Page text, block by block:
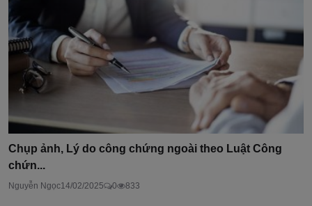
Chụp ảnh, Lý do công chứng ngoài theo Luật Công
chứn...
Nguyễn Ngọc14/02/2025 0 833